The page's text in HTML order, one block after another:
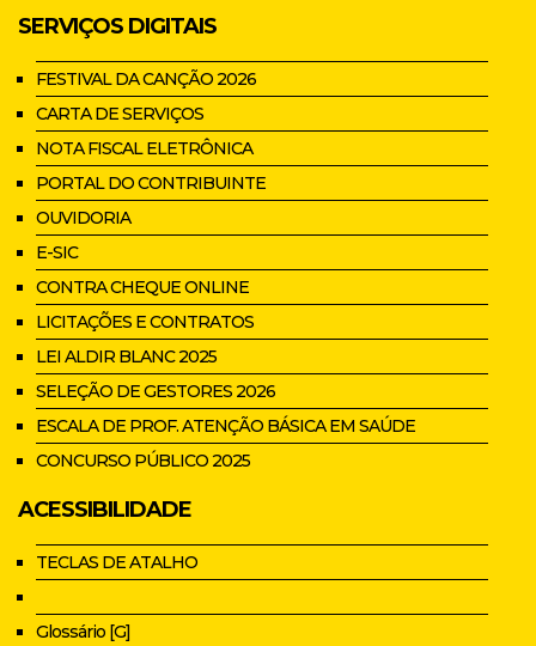
SERVIÇOS DIGITAIS
FESTIVAL DA CANÇÃO 2026
CARTA DE SERVIÇOS
NOTA FISCAL ELETRÔNICA
PORTAL DO CONTRIBUINTE
OUVIDORIA
E-SIC
CONTRA CHEQUE ONLINE
LICITAÇÕES E CONTRATOS
LEI ALDIR BLANC 2025
SELEÇÃO DE GESTORES 2026
ESCALA DE PROF. ATENÇÃO BÁSICA EM SAÚDE
CONCURSO PÚBLICO 2025
ACESSIBILIDADE
TECLAS DE ATALHO
Glossário [G]